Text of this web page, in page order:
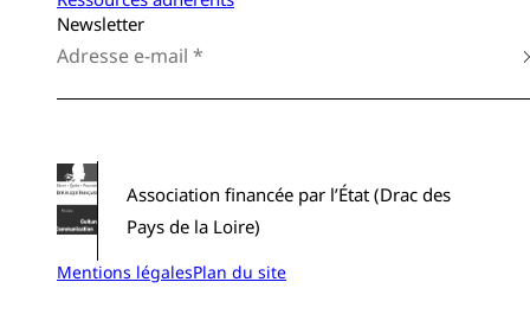
Newsletter
Association financée par l’État (Drac des
Pays de la Loire)
Mentions légalesPlan du site